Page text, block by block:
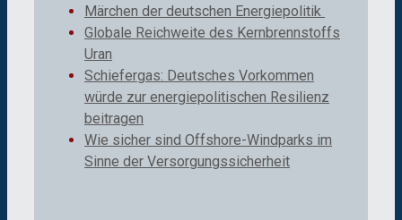
Märchen der deutschen Energiepolitik
Globale Reichweite des Kernbrennstoffs
Uran
Schiefergas: Deutsches Vorkommen
würde zur energiepolitischen Resilienz
beitragen
Wie sicher sind Offshore-Windparks im
Sinne der Versorgungssicherheit